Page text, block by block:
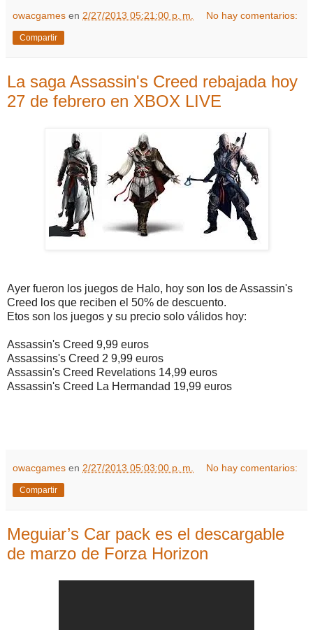
owacgames en 2/27/2013 05:21:00 p. m. No hay comentarios:
Compartir
La saga Assassin's Creed rebajada hoy
27 de febrero en XBOX LIVE
Ayer fueron los juegos de Halo, hoy son los de Assassin's
Creed los que reciben el 50% de descuento.
Etos son los juegos y su precio solo válidos hoy:
Assassin's Creed 9,99 euros
Assassins's Creed 2 9,99 euros
Assassin's Creed Revelations 14,99 euros
Assassin's Creed La Hermandad 19,99 euros
owacgames en 2/27/2013 05:03:00 p. m. No hay comentarios:
Compartir
Meguiar’s Car pack es el descargable
de marzo de Forza Horizon